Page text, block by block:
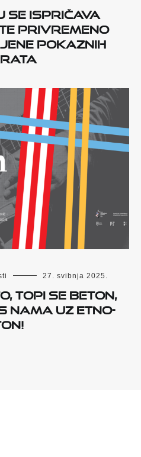
ispričava
privremeno
pokaznih
27. svibnja 2025.
topi se beton,
nama uz Etno-